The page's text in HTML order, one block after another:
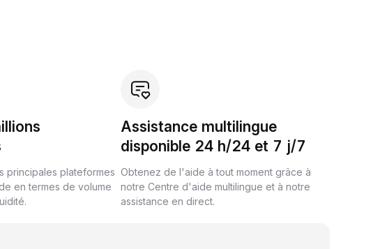
principales plateformes
en termes de volume
Assistance multilingue
disponible 24 h/24 et 7 j/7
Obtenez de l'aide à tout moment grâce à
notre Centre d'aide multilingue et à notre
assistance en direct.